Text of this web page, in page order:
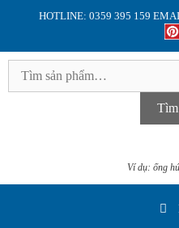
HOTLINE: 0359 395 159
Tìm
Ví dụ: ống